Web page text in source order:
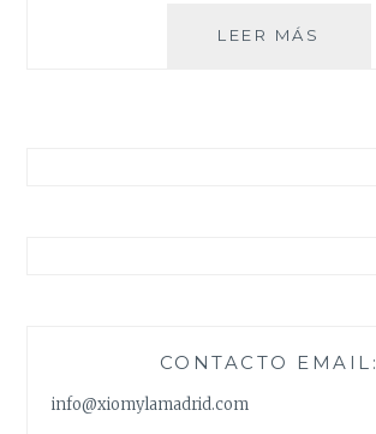
LEER MÁS
CONTACTO EMAIL:
info@xiomylamadrid.com